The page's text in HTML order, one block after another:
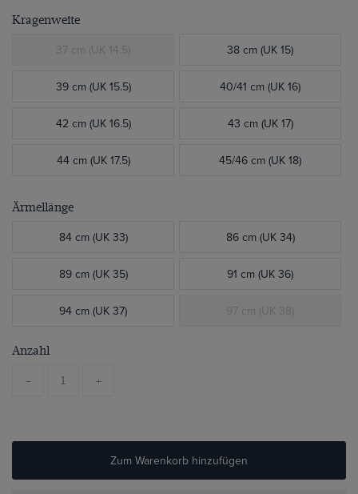
Kragenweite
37 cm (UK 14.5) 38 cm (UK 15)
39 cm (UK 15.5) 40/41 cm (UK 16)
42 cm (UK 16.5) 43 cm (UK 17)
44 cm (UK 17.5) 45/46 cm (UK 18)
Ärmellänge
84 cm (UK 33) 86 cm (UK 34)
89 cm (UK 35) 91 cm (UK 36)
94 cm (UK 37) 97 cm (UK 38)
Anzahl
- +
Zum Warenkorb hinzufügen